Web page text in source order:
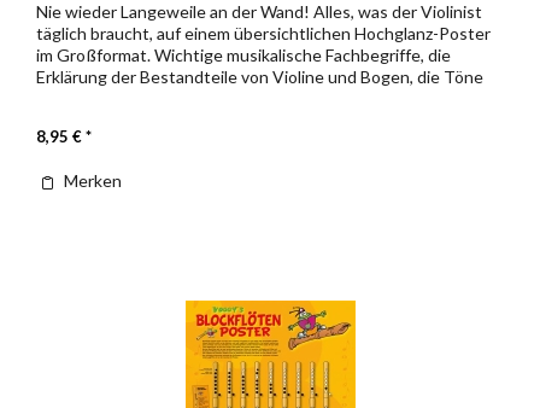
Nie wieder Langeweile an der Wand! Alles, was der Violinist
täglich braucht, auf einem übersichtlichen Hochglanz-Poster
im Großformat. Wichtige musikalische Fachbegriffe, die
Erklärung der Bestandteile von Violine und Bogen, die Töne
8,95 € *
Merken